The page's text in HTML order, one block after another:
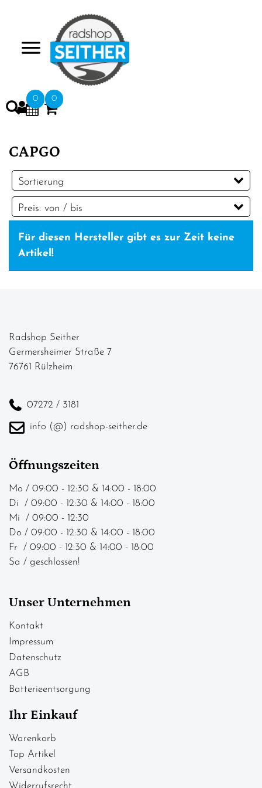
0 0
CAPGO
Sortierung
Preis: von / bis
Für diesen Hersteller gibt es zur Zeit keine
Artikel!
Radshop Seither
Germersheimer Straße 7
76761 Rülzheim
07272 / 3181
info (@) radshop-seither.de
Öffnungszeiten
Mo / 09:00 - 12:30 & 14:00 - 18:00
Di / 09:00 - 12:30 & 14:00 - 18:00
Mi / 09:00 - 12:30
Do / 09:00 - 12:30 & 14:00 - 18:00
Fr / 09:00 - 12:30 & 14:00 - 18:00
Sa / geschlossen!
Unser Unternehmen
Kontakt
Impressum
Datenschutz
AGB
Batterieentsorgung
Ihr Einkauf
Warenkorb
Top Artikel
Versandkosten
Widerrufsrecht